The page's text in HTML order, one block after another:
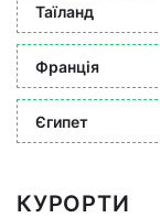
Таїланд
Франція
Єгипет
КУРОРТИ